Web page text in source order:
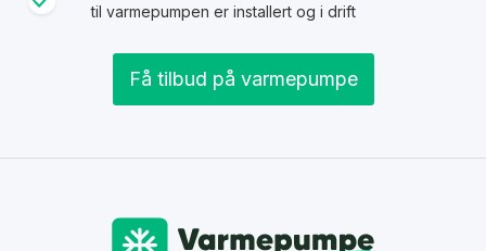
til varmepumpen er installert og i drift
Få tilbud på varmepumpe